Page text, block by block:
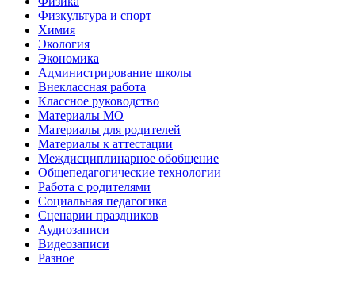
Физкультура и спорт
Химия
Экология
Экономика
Администрирование школы
Внеклассная работа
Классное руководство
Материалы МО
Материалы для родителей
Материалы к аттестации
Междисциплинарное обобщение
Общепедагогические технологии
Работа с родителями
Социальная педагогика
Сценарии праздников
Аудиозаписи
Видеозаписи
Разное